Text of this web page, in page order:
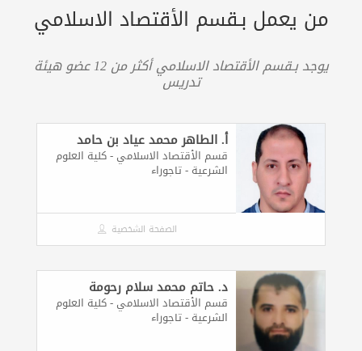
من يعمل بـقسم الأقتصاد الاسلامي
يوجد بـقسم الأقتصاد الاسلامي أكثر من 12 عضو هيئة
تدريس
أ. الطاهر محمد عياد بن حامد
قسم الأقتصاد الاسلامي - كلية العلوم
الشرعية - تاجوراء
الصفحة الشخصية
د. حاتم محمد سلام رحومة
قسم الأقتصاد الاسلامي - كلية العلوم
الشرعية - تاجوراء